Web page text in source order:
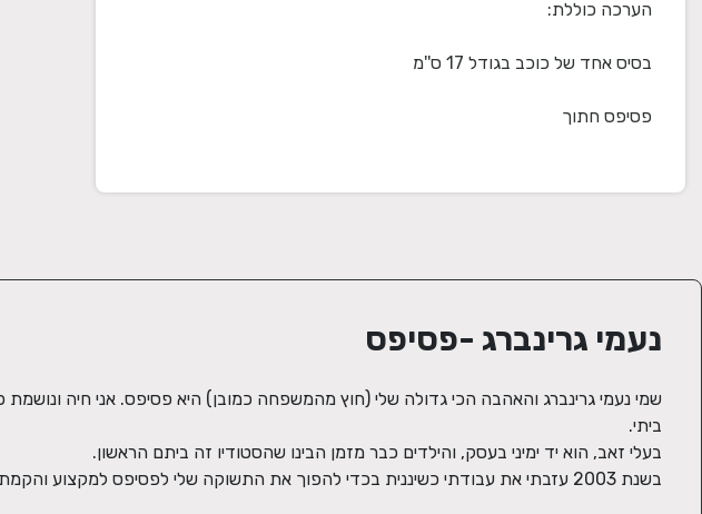
נעמי גרינברג -פסיפס
בשנת 2003 עזבתי את עבודתי כשיננית בכדי להפוך את התשוקה שלי לפסיפס למקצוע והקמתי את הסטודיו לפסיפס